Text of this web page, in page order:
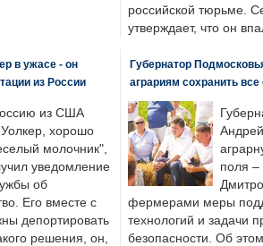
российской тюрьме.
утверждает, что он
в ужасе - он
из России
из США
хорошо
молочник",
уведомление
об
Его вместе с
депортировать
решения, он,
Губернатор
аграриям сохранить все
поля –
фермерами меры
технологий и задачи
безопасности. Об